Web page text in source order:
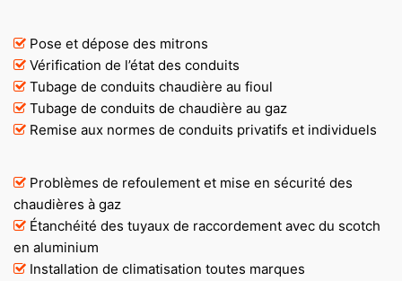
Pose et dépose des mitrons
Vérification de l’état des conduits
Tubage de conduits chaudière au fioul
Tubage de conduits de chaudière au gaz
Remise aux normes de conduits privatifs et individuels
Problèmes de refoulement et mise en sécurité des
chaudières à gaz
Étanchéité des tuyaux de raccordement avec du scotch
en aluminium
Installation de climatisation toutes marques